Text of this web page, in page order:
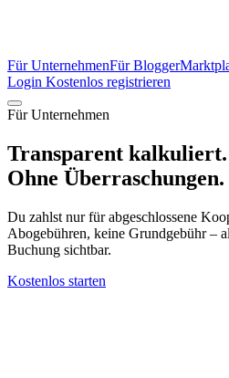
Für UnternehmenFür Blogger
Login Kostenlos registrieren
Für Unternehmen
Transparent kalkuliert.
Ohne Überraschungen.
Du zahlst nur für abgeschlossene
Abogebühren, keine Grundgebühr –
Buchung sichtbar.
Kostenlos starten